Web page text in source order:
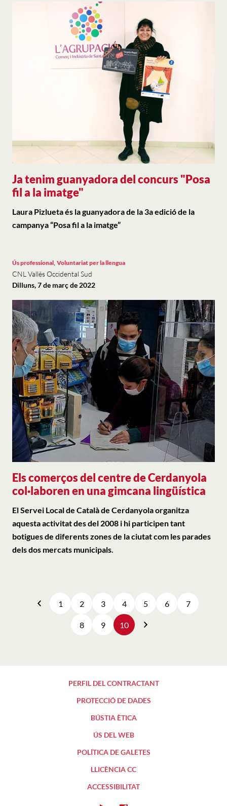
Ja tenim guanyadora del concurs "Posa
fil a la imatge"
Laura Pizlueta és la guanyadora de la 3a edició de la
campanya “Posa fil a la imatge”
Els comerços del centre de Cerdanyola
col·laboren en una gimcana lingüística
Ús professional, Voluntariat per la llengua
CNL Vallès Occidental Sud
Dilluns, 7 de març de 2022
El Servei Local de Català de Cerdanyola organitza
aquesta activitat des del 2008 i hi participen tant
botigues de diferents zones de la ciutat com les parades
dels dos mercats municipals.
Anterior
1 2 3 4 5 6 7
8 9 10
PERFIL DEL CONTRACTANT
PROTECCIÓ DE DADES
BÚSTIA ÈTICA
ÚS DEL WEB
POLÍTICA DE GALETES
LLICÈNCIA CC
ACCESSIBILITAT